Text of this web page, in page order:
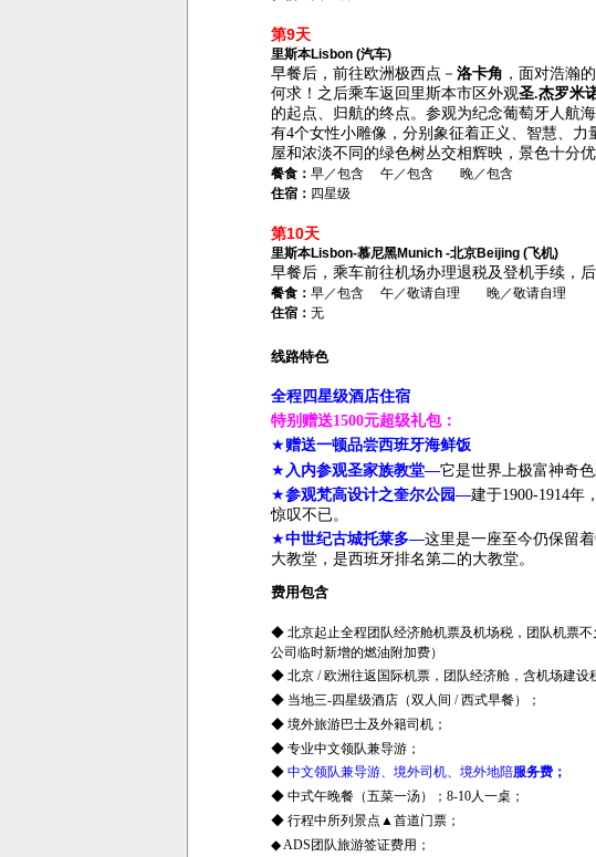
第9天
里斯本Lisbon (汽车)
早餐后，前往欧洲极西点－洛卡角 ，面对浩瀚
何求！之后乘车返回里斯本市区外观圣.杰罗米
的起点、归航的终点。参观为纪念葡萄牙人航
有4个女性小雕像，分别象征着正义、智慧、
屋和浓淡不同的绿色树丛交相辉映，景色十分
餐食：早／包含 午／包含 晚／包含
住宿： 四星级
第10天
里斯本Lisbon-慕尼黑Munich -北京Beijing (飞机)
早餐后，乘车前往机场办理退税及登机手续，
餐食：早／包含 午／敬请自理 晚／敬请自理
住宿：无
线路特色
全程四星级酒店住宿
特别赠送1500元超级礼包：
★赠送一顿品尝西班牙海鲜饭
★入内参观圣家族教堂—它是世界上极富神奇
★参观梵高设计之奎尔公园—建于1900-1914年
惊叹不已。
★中世纪古城托莱多—这里是一座至今仍保留
大教堂，是西班牙排名第二的大教堂。
费用包含
◆ 北京起止全程团队经济舱机票及机场税，团队机票
公司临时新增的燃油附加费）
◆ 北京 / 欧洲往返国际机票，团队经济舱，含机场建设
◆ 当地三-四星级酒店（双人间 /西式早餐）；
◆ 境外旅游巴士及外籍司机；
◆ 专业中文领队兼导游；
◆ 中文领队兼导游、境外司机、境外地陪服务费；
◆ 中式午晚餐（五菜一汤）；8-10人一桌；
◆ 行程中所列景点▲首道门票；
◆ ADS团队旅游签证费用；